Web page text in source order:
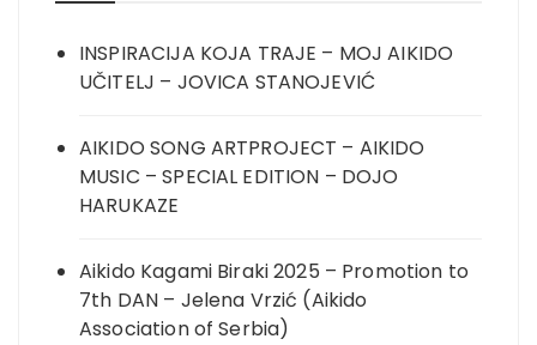
INSPIRACIJA KOJA TRAJE – MOJ AIKIDO
UČITELJ – JOVICA STANOJEVIĆ
AIKIDO SONG ARTPROJECT – AIKIDO
MUSIC – SPECIAL EDITION – DOJO
HARUKAZE
Aikido Kagami Biraki 2025 – Promotion to
7th DAN – Jelena Vrzić (Aikido
Association of Serbia)